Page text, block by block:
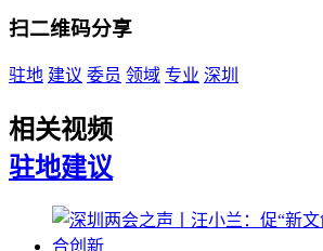
扫二维码分享
驻地 建议 委员 领域 专业 深圳
相关视频
驻地建议